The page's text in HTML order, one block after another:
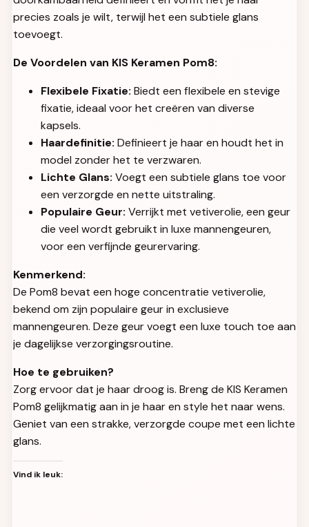
precies zoals je wilt, terwijl het een subtiele glans
toevoegt.
De Voordelen van KIS Keramen Pom8:
Flexibele Fixatie: Biedt een flexibele en stevige
fixatie, ideaal voor het creëren van diverse
kapsels.
Haardefinitie: Definieert je haar en houdt het in
model zonder het te verzwaren.
Lichte Glans: Voegt een subtiele glans toe voor
een verzorgde en nette uitstraling.
Populaire Geur: Verrijkt met vetiverolie, een geur
die veel wordt gebruikt in luxe mannengeuren,
voor een verfijnde geurervaring.
Kenmerkend:
De Pom8 bevat een hoge concentratie vetiverolie,
bekend om zijn populaire geur in exclusieve
mannengeuren. Deze geur voegt een luxe touch toe aan
je dagelijkse verzorgingsroutine.
Hoe te gebruiken?
Zorg ervoor dat je haar droog is. Breng de KIS Keramen
Pom8 gelijkmatig aan in je haar en style het naar wens.
Geniet van een strakke, verzorgde coupe met een lichte
glans.
Vind ik leuk: